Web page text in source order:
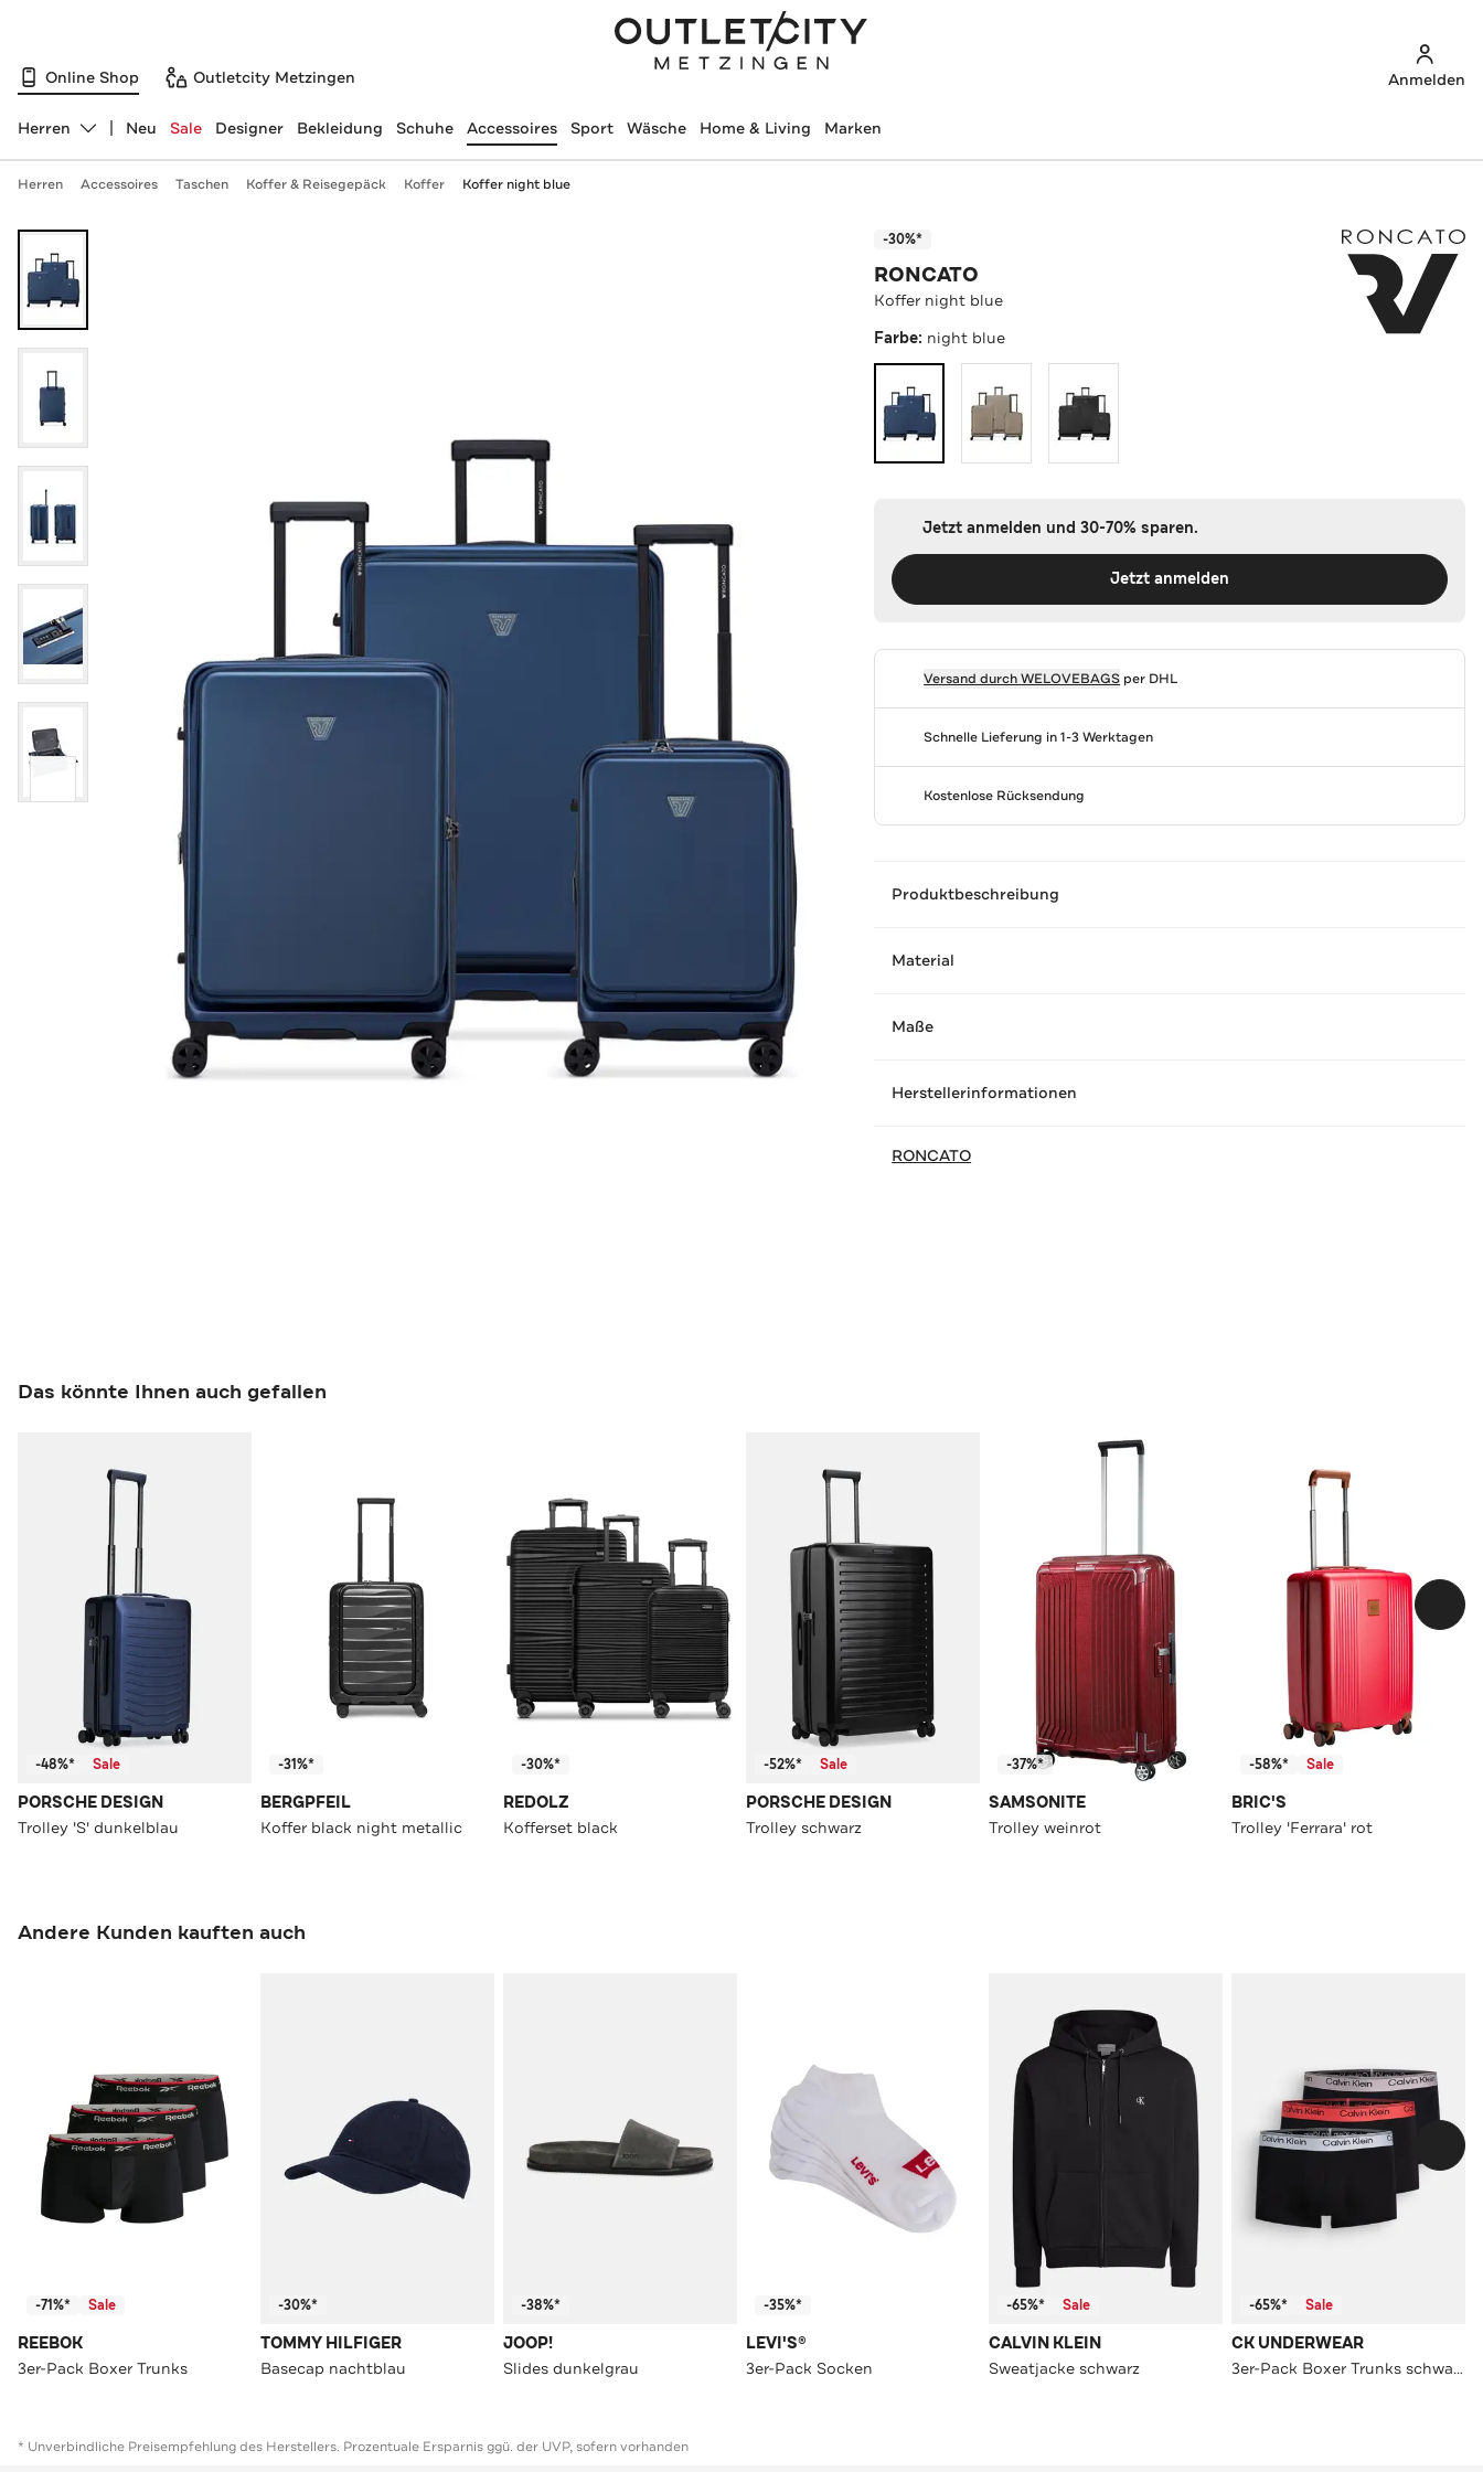
Online Shop Outletcity Metzingen Anmelden
Abteilung ändern, ausgewählt:
Herren Neu Sale Designer Bekleidung Schuhe Accessoires Sport Wäsche Home & Living Marken
Herren Accessoires Taschen Koffer & Reisegepäck Koffer Koffer night blue
-30%*
RONCATO
Koffer night blue
Farbe: night blue
Jetzt anmelden und 30-70% sparen.
Jetzt anmelden
Versand durchWELOVEBAGS per DHL
Schnelle Lieferung in 1-3 Werktagen
Kostenlose Rücksendung
Produktbeschreibung
Material
Maße
Herstellerinformationen
RONCATO
Das könnte Ihnen auch gefallen
-48%* Sale
PORSCHE DESIGN
Trolley 'S' dunkelblau
-31%*
BERGPFEIL
Koffer black night metallic
-30%*
REDOLZ
Kofferset black
-52%* Sale
PORSCHE DESIGN
Trolley schwarz
-37%*
SAMSONITE
Trolley weinrot
-58%* Sale
BRIC'S
Trolley 'Ferrara' rot
Andere Kunden kauften auch
-71%* Sale
REEBOK
3er-Pack Boxer Trunks
-30%*
TOMMY HILFIGER
Basecap nachtblau
-38%*
JOOP!
Slides dunkelgrau
-35%*
LEVI'S®
3er-Pack Socken
-65%* Sale
CALVIN KLEIN
Sweatjacke schwarz
-65%* Sale
CK UNDERWEAR
3er-Pack Boxer Trunks schwarz
* Unverbindliche Preisempfehlung des Herstellers. Prozentuale Ersparnis ggü. der UVP, sofern vorhanden